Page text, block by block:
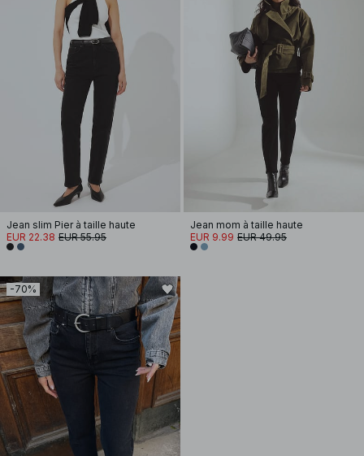
Jean slim Pier à taille haute
EUR 22.38 EUR 55.95
Jean mom à taille haute
EUR 9.99 EUR 49.95
-70%